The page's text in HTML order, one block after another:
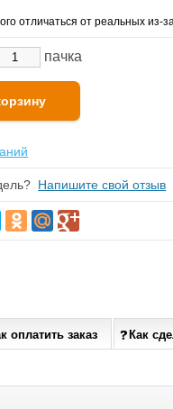
отличаться от реальных из-
пачка
Напишите свой отзыв
оплатить заказ Как